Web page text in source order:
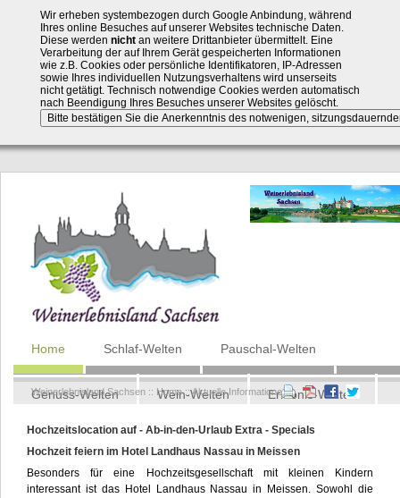
Wir erheben systembezogen durch Google Anbindung, während
Ihres online Besuches auf unserer Websites technische Daten.
Diese werden nichtan weitere Drittanbieter übermittelt. Eine
Verarbeitung der auf Ihrem Gerät gespeicherten Informationen
wie z.B. Cookies oder persönliche Identifikatoren, IP-Adressen
sowie Ihres individuellen Nutzungsverhaltens wird unserseits
nicht getätigt. Technisch notwendige Cookies werden automatisch
nach Beendigung Ihres Besuches unserer Websites gelöscht.
Navigation
überspringen
Home Schlaf-Welten Pauschal-Welten
Genuss-Welten Wein-Welten Erlebnis-Welten
Weinerlebnisland Sachsen :: Home::Aktuelle Informationen
Hochzeitslocation auf - Ab-in-den-Urlaub Extra - Specials
Hochzeit feiern im Hotel Landhaus Nassau in Meissen
Besonders für eine Hochzeitsgesellschaft mit kleinen Kindern
interessant ist das Hotel Landhaus Nassau in Meissen. Sowohl die